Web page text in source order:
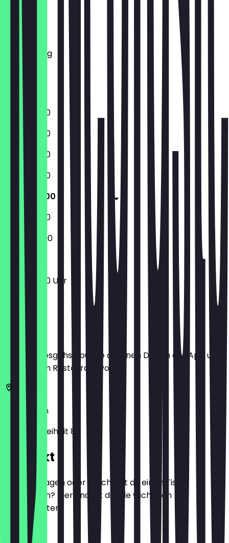
Montag
Dienstag
Mittwoch
Donnerstag
Freitag
Samstag
Sonntag
11:00 - 22:00
11:00 - 22:00
11:00 - 22:00
11:00 - 22:00
11:00 - 23:00
11:00 - 23:00
12:00 - 22:00
11:00 - 23:00 Uhr
Bevor du losgehst, buche dir einen Deal in der App und
zeige ihn im Restaurant vor.
50679
Köln
Deutzer Freiheit 82
Kontakt
Hast du Fragen oder möchtest du einen Tisch
reservieren? Hier findest du alle wichtigen
Kontaktdaten.
Telefon